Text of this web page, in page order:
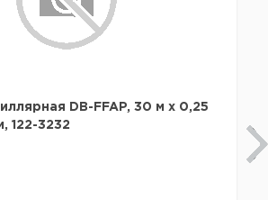
DB-FFAP, 30 м x 0,25
122-3232